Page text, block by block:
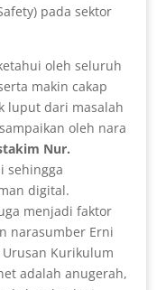
pada sektor
oleh seluruh
makin cakap
luput dari masalah
oleh nara
Nur.
sehingga
digital.
menjadi faktor
narasumber Erni
Kurikulum
adalah anugerah,